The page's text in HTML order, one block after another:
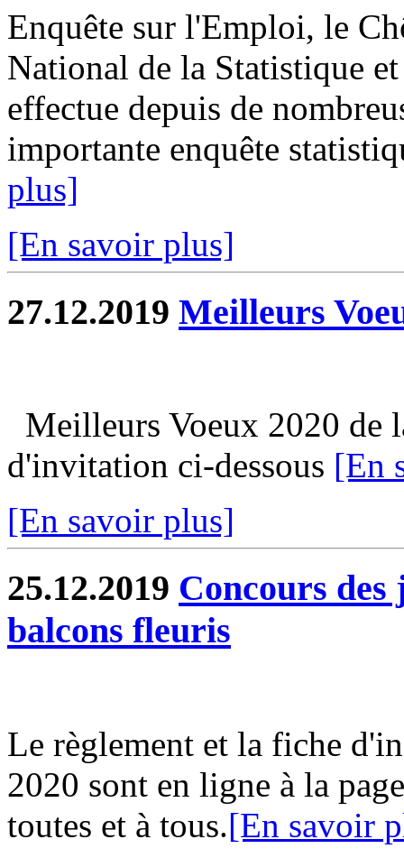
Enquête sur l'Emploi, le
National de la Statistique
effectue depuis de
importante enquête
plus]
[En savoir plus]
27.12.2019 Meilleurs
Meilleurs Voeux 2020
d'invitation ci-dessous [En
[En savoir plus]
25.12.2019 Concours
balcons fleuris
Le règlement et la fiche
2020 sont en ligne à la
toutes et à tous.[En savoir